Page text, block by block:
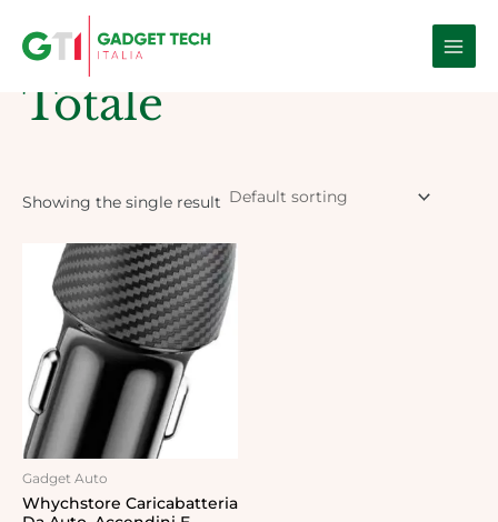
Main
Home / Products tagged “totale”
Totale
Showing the single result
Gadget Auto
Whychstore Caricabatteria